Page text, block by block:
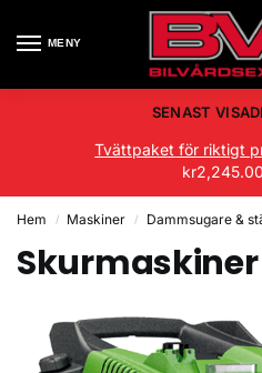
MENY
SENAST
Tvättpaket för riktigt
kr2,245.00
Hem / Maskiner / Dammsugare &
Skurmaskiner